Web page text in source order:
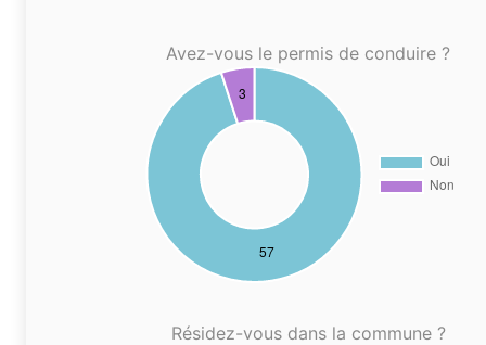
Avez-vous le permis de conduire ?
Résidez-vous dans la commune ?